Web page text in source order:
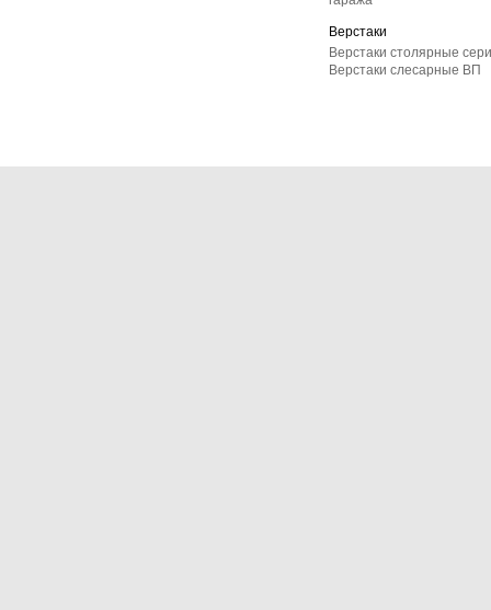
Верстаки
Верстаки столярные
Верстаки слесарные ВП